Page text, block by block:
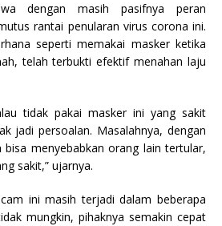
dengan masih pasifnya peran
rantai penularan virus corona ini.
seperti memakai masker ketika
telah terbukti efektif menahan laju
tidak pakai masker ini yang sakit
jadi persoalan. Masalahnya, dengan
menyebabkan orang lain tertular,
sakit,” ujarnya.
ini masih terjadi dalam beberapa
mungkin, pihaknya semakin cepat